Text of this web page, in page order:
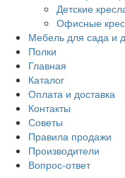
Детские
Офисные
Мебель для сада и
Полки
Главная
Каталог
Оплата и доставка
Контакты
Советы
Правила продажи
Производители
Вопрос-ответ